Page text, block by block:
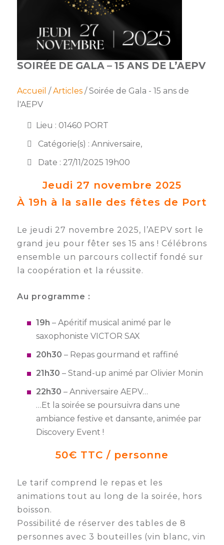
Club
managers
AEPV
au
Defi
inter-
Semaine
l’industrie
et
Projets
collaboratifs
Agenda
Newsletter
des
membres
Kit
l’adhérent
Industrie
Bâtiment
Services
privilèges
Proposer
offre
privilège
SOIRÉE DE GALA – 15 ANS DE L’AEPV
Accueil / Articles/ Soirée de Gala - 15 ans de
l'AEPV
Lieu : 01460 PORT
Catégorie(s) : Anniversaire,
Date : 27/11/2025 19h00
Jeudi 27 novembre 2025
À 19h à la salle des fêtes de Port
Le jeudi 27 novembre 2025, l’AEPV sort le
grand jeu pour fêter ses 15 ans ! Célébrons
ensemble un parcours collectif fondé sur
la coopération et la réussite.
Au programme :
19h – Apéritif musical animé par le
saxophoniste VICTOR SAX
20h30 – Repas gourmand et raffiné
21h30 – Stand-up animé par Olivier Monin
22h30 – Anniversaire AEPV…
…Et la soirée se poursuivra dans une
ambiance festive et dansante, animée par
Discovery Event !
50€ TTC / personne
Le tarif comprend le repas et les
animations tout au long de la soirée, hors
boisson.
Possibilité de réserver des tables de 8
personnes avec 3 bouteilles (vin blanc, vin